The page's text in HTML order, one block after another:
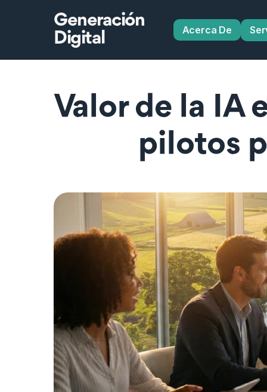
Generación
Digital
Acerca De
Valor de la IA
pilotos